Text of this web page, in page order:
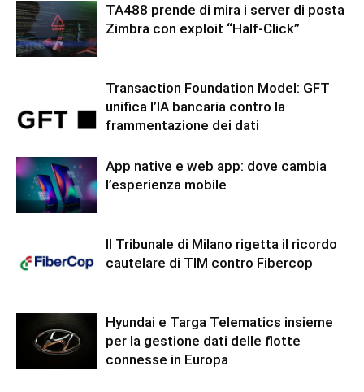
TA488 prende di mira i server di posta
Zimbra con exploit “Half-Click”
Transaction Foundation Model: GFT
unifica l’IA bancaria contro la
frammentazione dei dati
App native e web app: dove cambia
l’esperienza mobile
Il Tribunale di Milano rigetta il ricordo
cautelare di TIM contro Fibercop
Hyundai e Targa Telematics insieme
per la gestione dati delle flotte
connesse in Europa